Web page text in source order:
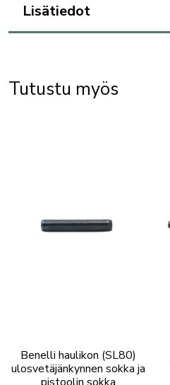
Lisätiedot
Tutustu myös
Benelli haulikon (SL80)
ulosvetäjänkynnen sokka ja